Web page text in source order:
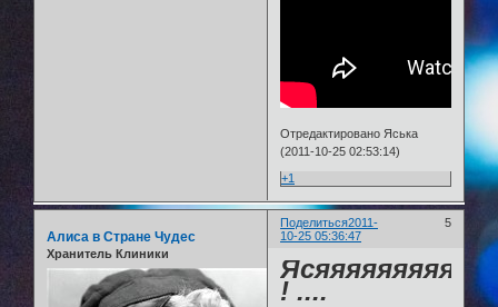
Отредактировано Яська
(2011-10-25 02:53:14)
+1
Поделиться 5
2011-
10-25 05:36:47
Алиса в Стране Чудес
Хранитель Клиники
! ....